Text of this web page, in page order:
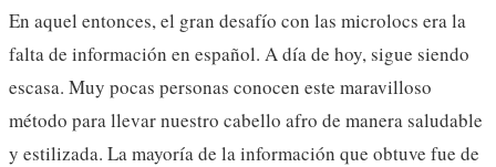
En aquel entonces, el gran desafío con las microlocs era la
falta de información en español. A día de hoy, sigue siendo
escasa. Muy pocas personas conocen este maravilloso
método para llevar nuestro cabello afro de manera saludable
y estilizada. La mayoría de la información que obtuve fue de